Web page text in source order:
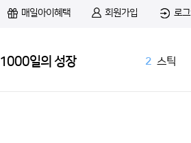
매일아이혜택 회원가입 로
1000일의 성장
2 스틱